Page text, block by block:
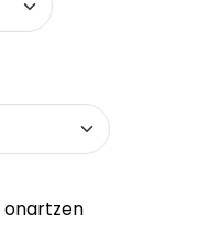
onartzen